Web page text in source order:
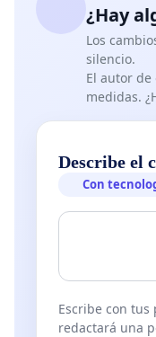
¿Hay
Los
silencio.
El autor de
medidas.
Describe el
Con
Escribe con tus
redactará una